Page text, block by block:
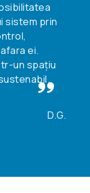
sistem prin
ei.
un spațiu
D.G.